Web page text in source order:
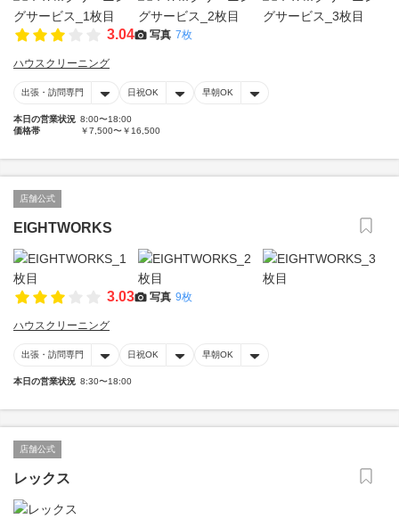
3.04 写真 7枚
ハウスクリーニング
出張・訪問専門 日祝OK 早朝OK
本日の営業状況 8:00〜18:00
価格帯
￥7,500〜￥16,500
店舗公式
EIGHTWORKS
3.03 写真 9枚
ハウスクリーニング
出張・訪問専門 日祝OK 早朝OK
本日の営業状況 8:30〜18:00
店舗公式
レックス